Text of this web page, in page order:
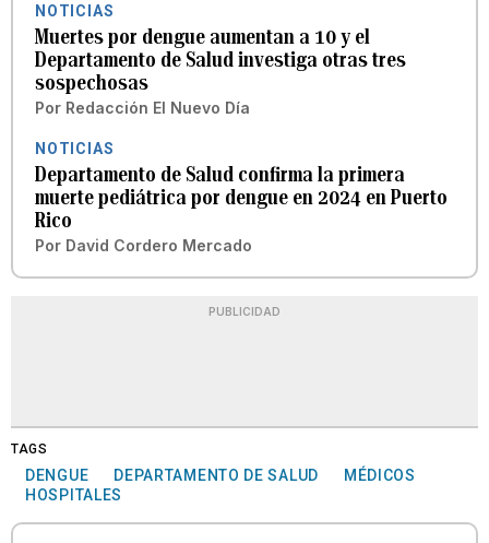
NOTICIAS
Muertes por dengue aumentan a 10 y el
Departamento de Salud investiga otras tres
sospechosas
Por Redacción El Nuevo Día
NOTICIAS
Departamento de Salud confirma la primera
muerte pediátrica por dengue en 2024 en Puerto
Rico
Por David Cordero Mercado
PUBLICIDAD
TAGS
DENGUE DEPARTAMENTO DE SALUD
MÉDICOS
HOSPITALES